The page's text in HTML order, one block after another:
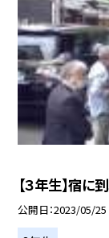
【３年生】宿に
公開日 2023/05/25